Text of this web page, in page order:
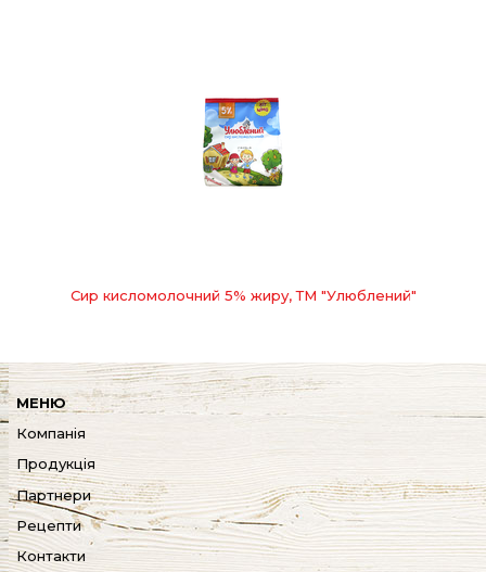
Сир кисломолочний 5% жиру, ТМ "Улюблений"
МЕНЮ
Компанія
Продукція
Партнери
Рецепти
Контакти